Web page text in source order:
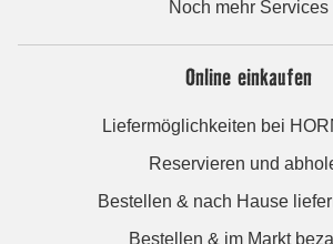
Noch mehr Services
Online einkaufen
Liefermöglichkeiten bei
Reservieren und
Bestellen & nach Hause
Bestellen & im Markt